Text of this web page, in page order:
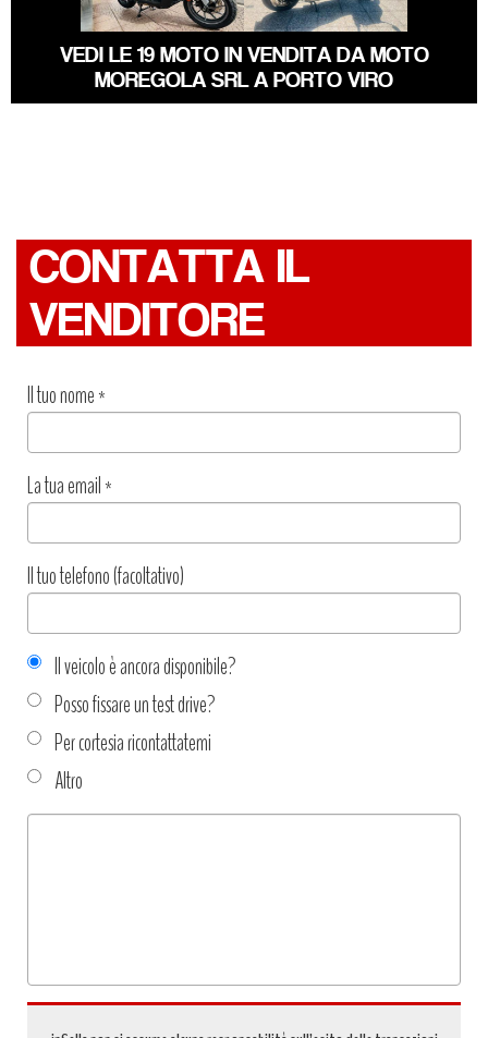
VEDI LE 19 MOTO IN VENDITA DA MOTO
MOREGOLA SRL A PORTO VIRO
CONTATTA IL
VENDITORE
Il tuo nome*
La tua email*
Il tuo telefono (facoltativo)
Il veicolo è ancora disponibile?
Posso fissare un test drive?
Per cortesia ricontattatemi
Altro
Tipo